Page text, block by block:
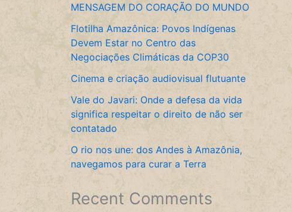
MENSAGEM DO CORAÇÃO DO MUNDO
Flotilha Amazônica: Povos Indígenas
Devem Estar no Centro das
Negociações Climáticas da COP30
Cinema e criação audiovisual flutuante
Vale do Javari: Onde a defesa da vida
significa respeitar o direito de não ser
contatado
O rio nos une: dos Andes à Amazônia,
navegamos para curar a Terra
Recent Comments